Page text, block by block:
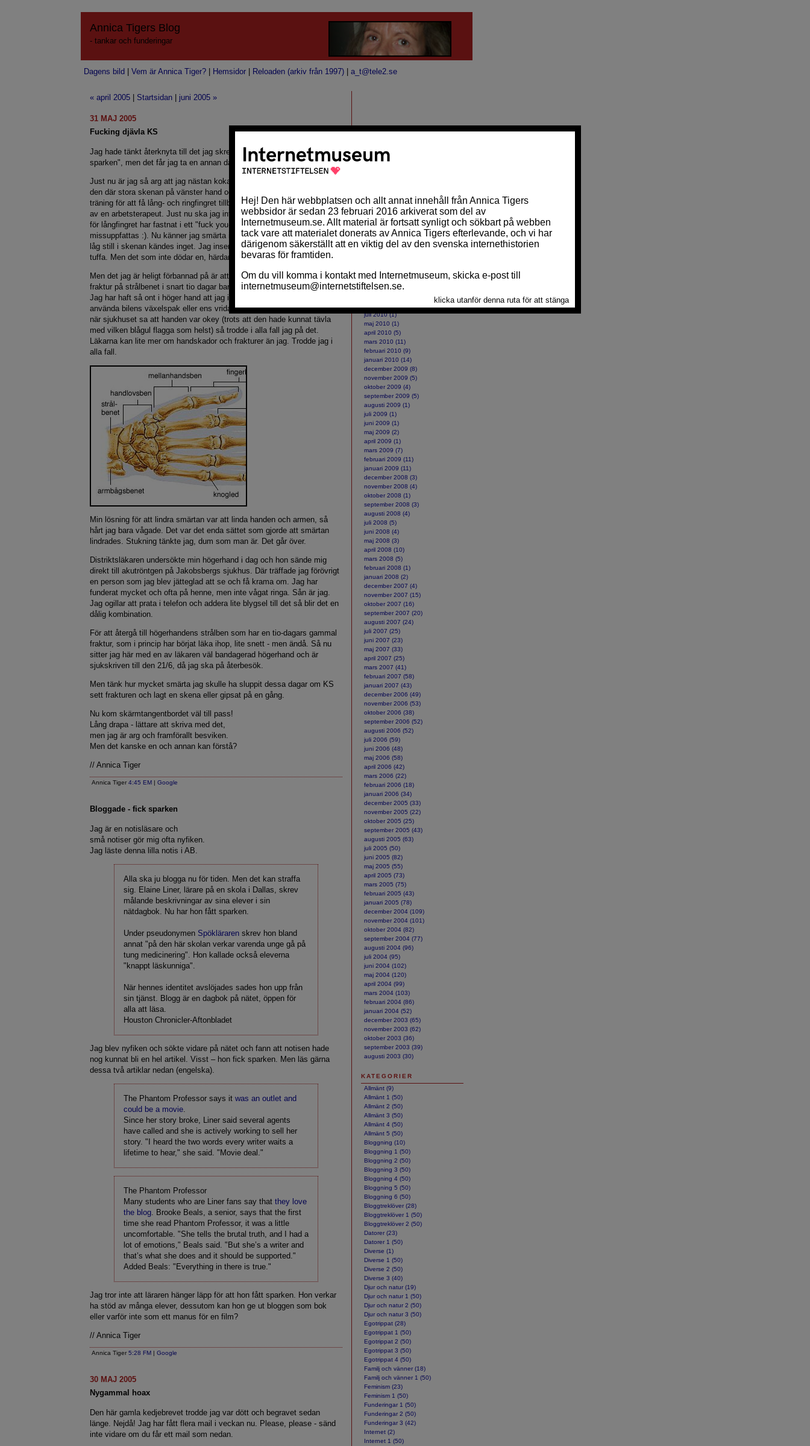
Annica Tigers Blog
- tankar och funderingar
Dagens bild |Vem är Annica Tiger? Hemsidor Reloaden (arkiv från 1997) |a_t@tele2.se
« april 2005 Startsidan juni 2005 »
31 MAJ 2005
Fucking djävla KS
Jag hade tänkt återknyta till det jag skrev i morse "Bloggade - fick
sparken", men det får jag ta en annan dag.
Just nu är jag så arg att jag nästan kokar över. Jag är i alla fall av med
den där stora skenan på vänster hand och har nu ungefär sex veckors
träning för att få lång- och ringfingret tillbaka till defaultläge, med hjälp
av en arbetsterapeut. Just nu ska jag inte gå ut och lyfta på handen :),
för långfingret har fastnat i ett "fuck you-läge". Kan kanske
missuppfattas :). Nu känner jag smärta i de skadade fingrarna, när de
låg still i skenan kändes inget. Jag inser att de närmsta veckorna blir
tuffa. Men det som inte dödar en, härdar en – eller hur det nu var.
Men det jag är heligt förbannad på är att jag har gått omkring med en
fraktur på strålbenet i snart tio dagar bara för att KS missade den helt.
Jag har haft så ont i höger hand att jag inte kunnat tända en cigarett,
använda bilens växelspak eller ens vrida låsvredet på ytterdörren. Men
när sjukhuset sa att handen var okey (trots att den hade kunnat tävla
med vilken blågul flagga som helst) så trodde i alla fall jag på det.
Läkarna kan lite mer om handskador och frakturer än jag. Trodde jag i
alla fall.
Min lösning för att lindra smärtan var att linda handen och armen, så
hårt jag bara vågade. Det var det enda sättet som gjorde att smärtan
lindrades. Stukning tänkte jag, dum som man är. Det går över.
Distriktsläkaren undersökte min högerhand i dag och hon sände mig
direkt till akutröntgen på Jakobsbergs sjukhus. Där träffade jag förövrigt
en person som jag blev jätteglad att se och få krama om. Jag har
funderat mycket och ofta på henne, men inte vågat ringa. Sån är jag.
Jag ogillar att prata i telefon och addera lite blygsel till det så blir det en
dålig kombination.
För att återgå till högerhandens strålben som har en tio-dagars gammal
fraktur, som i princip har börjat läka ihop, lite snett - men ändå. Så nu
sitter jag här med en av läkaren väl bandagerad högerhand och är
sjukskriven till den 21/6, då jag ska på återbesök.
Men tänk hur mycket smärta jag skulle ha sluppit dessa dagar om KS
sett frakturen och lagt en skena eller gipsat på en gång.
Nu kom skärmtangentbordet väl till pass!
Lång drapa - lättare att skriva med det,
men jag är arg och framförallt besviken.
Men det kanske en och annan kan förstå?
// Annica Tiger
Annica Tiger4:45 EM |Google
Bloggade - fick sparken
Jag är en notisläsare och
små notiser gör mig ofta nyfiken.
Jag läste denna lilla notis i AB.
Alla ska ju blogga nu för tiden. Men det kan straffa
sig. Elaine Liner, lärare på en skola i Dallas, skrev
målande beskrivningar av sina elever i sin
nätdagbok. Nu har hon fått sparken.
Under pseudonymen Spökläraren skrev hon bland
annat "på den här skolan verkar varenda unge gå på
tung medicinering". Hon kallade också eleverna
"knappt läskunniga".
När hennes identitet avslöjades sades hon upp från
sin tjänst. Blogg är en dagbok på nätet, öppen för
alla att läsa.
Houston Chronicler-Aftonbladet
Jag blev nyfiken och sökte vidare på nätet och fann att notisen hade
nog kunnat bli en hel artikel. Visst – hon fick sparken. Men läs gärna
dessa två artiklar nedan (engelska).
The Phantom Professor says itwas an outlet and
could be a movie.
Since her story broke, Liner said several agents
have called and she is actively working to sell her
story. "I heard the two words every writer waits a
lifetime to hear," she said. "Movie deal."
The Phantom Professor
Many students who are Liner fans say thatthey love
the blog. Brooke Beals, a senior, says that the first
time she read Phantom Professor, it was a little
uncomfortable. "She tells the brutal truth, and I had a
lot of emotions," Beals said. "But she’s a writer and
that’s what she does and it should be supported."
Added Beals: "Everything in there is true."
Jag tror inte att läraren hänger läpp för att hon fått sparken. Hon verkar
ha stöd av många elever, dessutom kan hon ge ut bloggen som bok
eller varför inte som ett manus för en film?
// Annica Tiger
Annica Tiger5:28 FM |Google
30 MAJ 2005
Nygammal hoax
Den här gamla kedjebrevet trodde jag var dött och begravet sedan
länge. Nejdå! Jag har fått flera mail i veckan nu. Please, please - sänd
inte vidare om du får ett mail som nedan.
Sön
Mån Ons Fre
Lör
1
2 3 4 5 6
7
8
9 10 11 12 13
14
15
16 17 18 19 20
21
22
23 24 25 26 27
28
29
30 31
ARKIV
oktober 2010 (2)
juli 2010 (1)
maj 2010 (1)
april 2010 (5)
mars 2010 (11)
februari 2010 (9)
januari 2010 (14)
december 2009 (8)
november 2009 (5)
oktober 2009 (4)
september 2009 (5)
augusti 2009 (1)
juli 2009 (1)
juni 2009 (1)
maj 2009 (2)
april 2009 (1)
mars 2009 (7)
februari 2009 (11)
januari 2009 (11)
december 2008 (3)
november 2008 (4)
oktober 2008 (1)
september 2008 (3)
augusti 2008 (4)
juli 2008 (5)
juni 2008 (4)
maj 2008 (3)
april 2008 (10)
mars 2008 (5)
februari 2008 (1)
januari 2008 (2)
december 2007 (4)
november 2007 (15)
oktober 2007 (16)
september 2007 (20)
augusti 2007 (24)
juli 2007 (25)
juni 2007 (23)
maj 2007 (33)
april 2007 (25)
mars 2007 (41)
februari 2007 (58)
januari 2007 (43)
december 2006 (49)
november 2006 (53)
oktober 2006 (38)
september 2006 (52)
augusti 2006 (52)
juli 2006 (59)
juni 2006 (48)
maj 2006 (58)
april 2006 (42)
mars 2006 (22)
februari 2006 (18)
januari 2006 (34)
december 2005 (33)
november 2005 (22)
oktober 2005 (25)
september 2005 (43)
augusti 2005 (63)
juli 2005 (50)
juni 2005 (82)
maj 2005 (55)
april 2005 (73)
mars 2005 (75)
februari 2005 (43)
januari 2005 (78)
december 2004 (109)
november 2004 (101)
oktober 2004 (82)
september 2004 (77)
augusti 2004 (96)
juli 2004 (95)
juni 2004 (102)
maj 2004 (120)
april 2004 (99)
mars 2004 (103)
februari 2004 (86)
januari 2004 (52)
december 2003 (65)
november 2003 (62)
oktober 2003 (36)
september 2003 (39)
augusti 2003 (30)
KATEGORIER
Allmänt (9)
Allmänt 1 (50)
Allmänt 2 (50)
Allmänt 3 (50)
Allmänt 4 (50)
Allmänt 5 (50)
Bloggning (10)
Bloggning 1 (50)
Bloggning 2 (50)
Bloggning 3 (50)
Bloggning 4 (50)
Bloggning 5 (50)
Bloggning 6 (50)
Bloggtreklöver (28)
Bloggtreklöver 1 (50)
Bloggtreklöver 2 (50)
Datorer (23)
Datorer 1 (50)
Diverse (1)
Diverse 1 (50)
Diverse 2 (50)
Diverse 3 (40)
Djur och natur (19)
Djur och natur 1 (50)
Djur och natur 2 (50)
Djur och natur 3 (50)
Egotrippat (28)
Egotrippat 1 (50)
Egotrippat 2 (50)
Egotrippat 3 (50)
Egotrippat 4 (50)
Familj och vänner (18)
Familj och vänner 1 (50)
Feminism (23)
Feminism 1 (50)
Funderingar 1 (50)
Funderingar 2 (50)
Funderingar 3 (42)
Internet (2)
Internet 1 (50)